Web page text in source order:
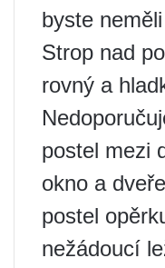
byste
Strop nad
rovný a
postel mezi
okno a
postel
nežádoucí